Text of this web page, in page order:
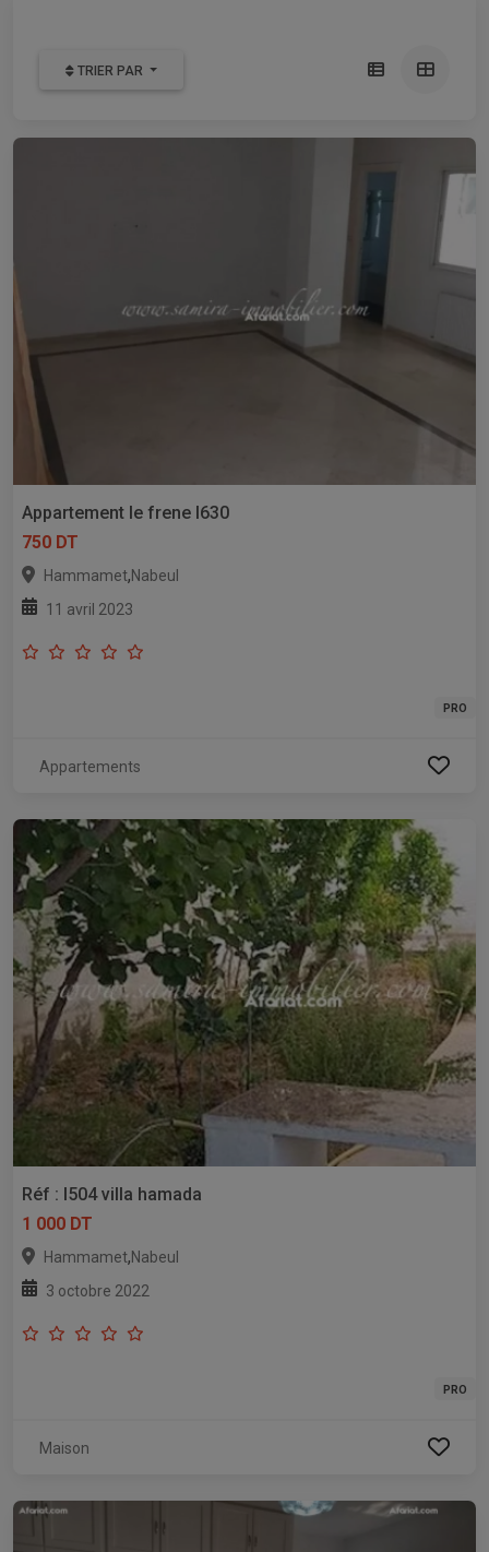
TRIER PAR
Appartement le frene l630
750 DT
Hammamet,Nabeul
11 avril 2023
PRO
Appartements
Réf : l504 villa hamada
1 000 DT
Hammamet,Nabeul
3 octobre 2022
PRO
Maison